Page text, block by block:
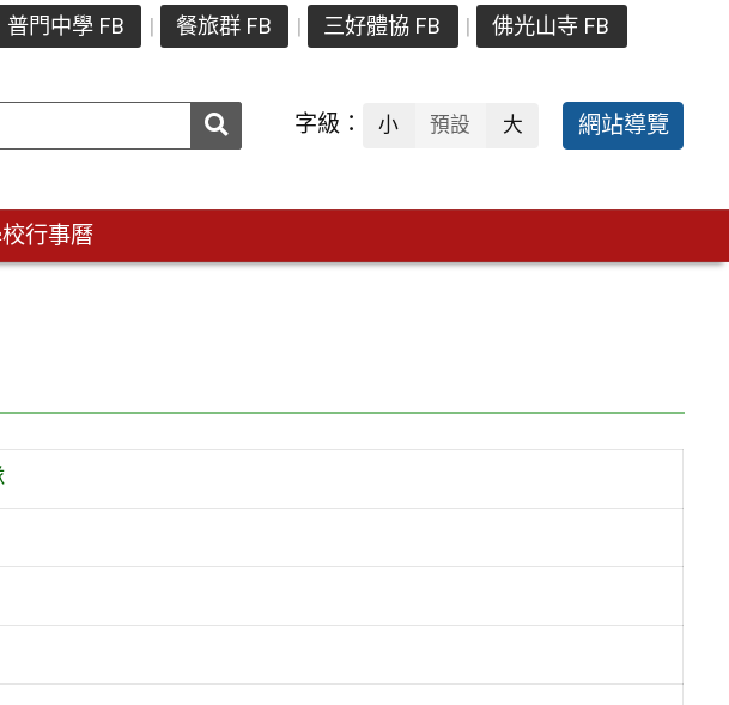
普門中學 FB 餐旅群 FB 三好體協 FB 佛光山寺 FB
送出 字級： 小 預設 大 網站導覽
行事曆